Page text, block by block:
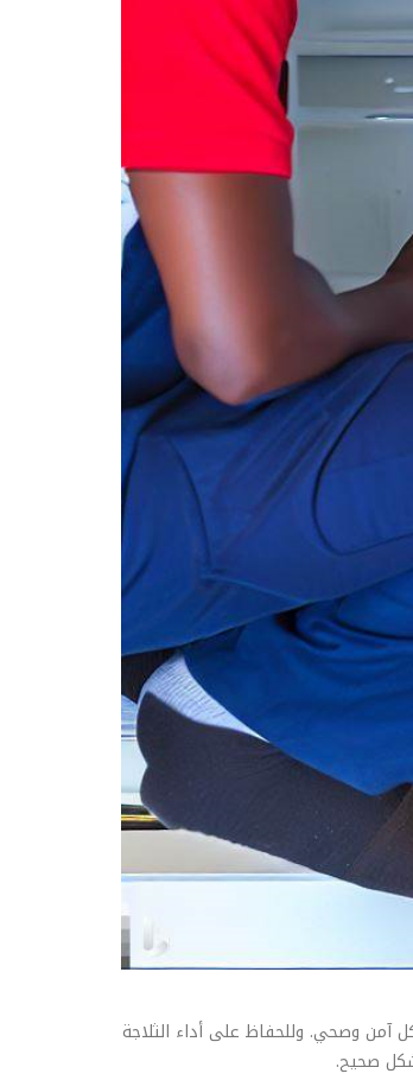
آمن وصحي. وللحفاظ على أداء الثلاجة
صحيح.